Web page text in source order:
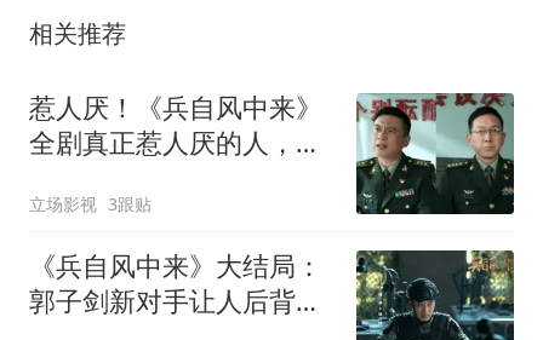
相关推荐
惹人厌！《兵自风中来》
全剧真正惹人厌的人，不
立场影视 3跟贴
《兵自风中来》大结局：
郭子剑新对手让人后背发